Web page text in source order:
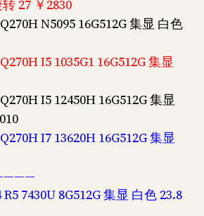
27 ￥2830
N5095 16G512G 集显 白色
I5 1035G1 16G512G 集显
I5 12450H 16G512G 集显
I7 13620H 16G512G 集显
7430U 8G512G 集显 白色 23.8